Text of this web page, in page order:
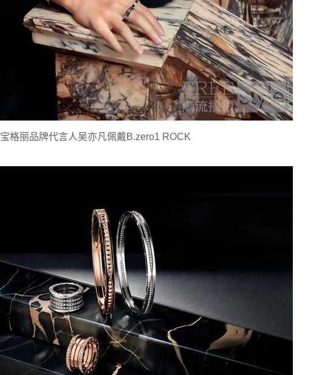
宝格丽品牌代言人吴亦凡佩戴B.zero1 ROCK